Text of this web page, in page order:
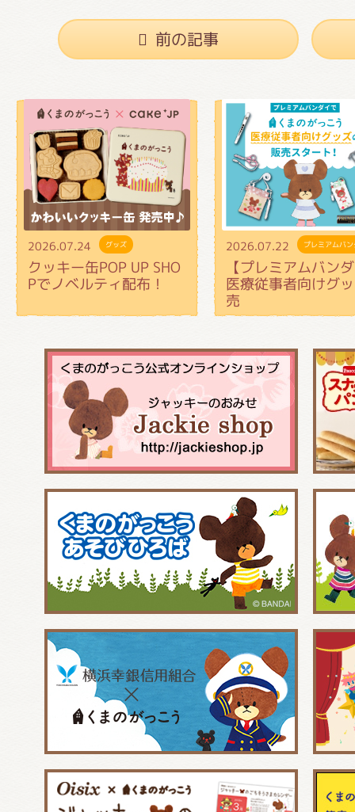
前の記事
2026.07.24 グッズ
クッキー缶POP UP SHO
Pでノベルティ配布！
2026.07.22 プレミアムバ
【プレミアムバン
医療従事者向けグ
売